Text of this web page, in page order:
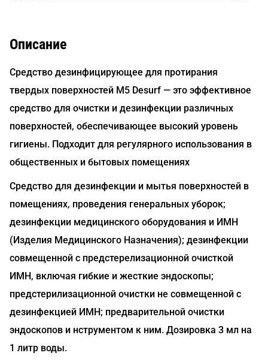
Описание
Средство дезинфицирующее для протирания
твердых поверхностей M5 Desurf — это эффективное
средство для очистки и дезинфекции различных
поверхностей, обеспечивающее высокий уровень
гигиены. Подходит для регулярного использования в
общественных и бытовых помещениях
Средство для дезинфекции и мытья поверхностей в
помещениях, проведения генеральных уборок;
дезинфекции медицинского оборудования и ИМН
(Изделия Медицинского Назначения); дезинфекции
совмещенной с предстерелизационной очисткой
ИМН, включая гибкие и жесткие эндоскопы;
предстерилизационной очистки не совмещенной с
дезинфекцией ИМН; предварительной очистки
эндоскопов и нструментом к ним. Дозировка 3 мл на
1 литр воды.